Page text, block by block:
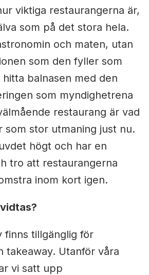
viktiga restaurangerna är,
som på det stora hela.
och maten, utan
som den fyller som
balnasen med den
som myndighetrena
restaurang är vad
som stor utmaning just nu.
högt och har en
tro att restaurangerna
inom kort igen.
finns tillgänglig för
takeaway. Utanför våra
vi satt upp